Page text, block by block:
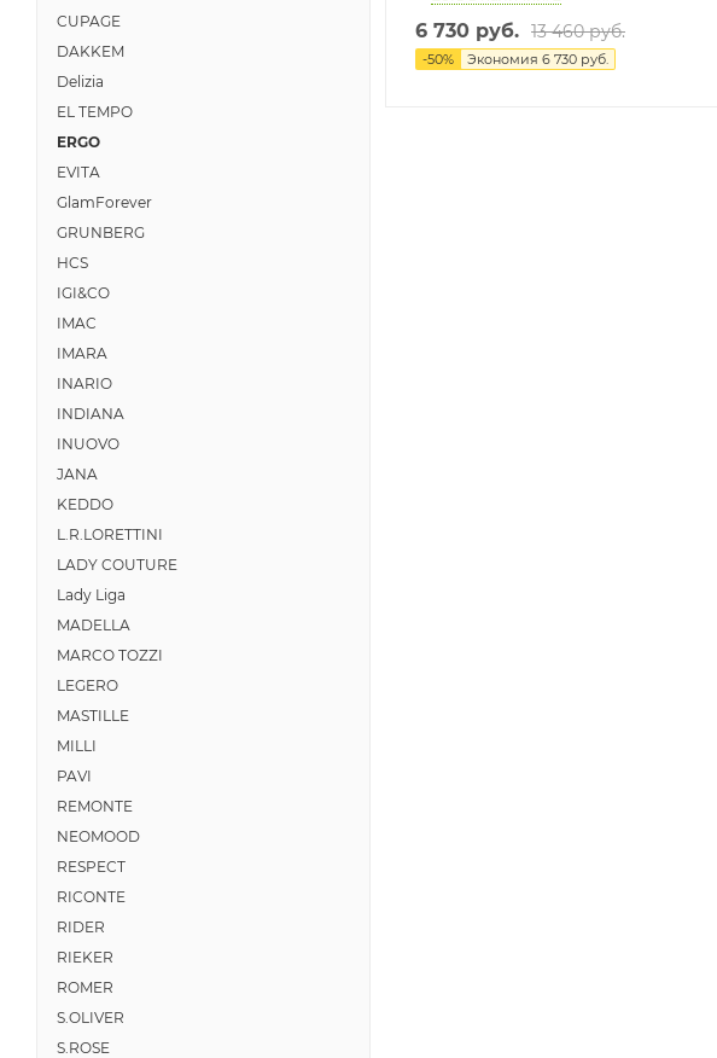
6 730 руб. 13 460 руб.
-50% Экономия 6 730 руб.
CUPAGE
DAKKEM
Delizia
EL TEMPO
ERGO
EVITA
GlamForever
GRUNBERG
HCS
IGI&CO
IMAC
IMARA
INARIO
INDIANA
INUOVO
JANA
KEDDO
L.R.LORETTINI
LADY COUTURE
Lady Liga
MADELLA
MARCO TOZZI
LEGERO
MASTILLE
MILLI
PAVI
REMONTE
NEOMOOD
RESPECT
RICONTE
RIDER
RIEKER
ROMER
S.OLIVER
S.ROSE